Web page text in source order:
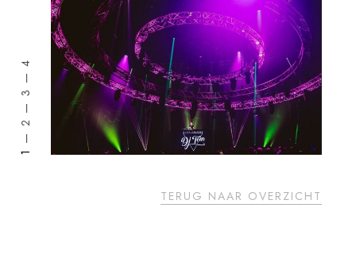
1
2
3
4
TERUG NAAR OVERZICHT